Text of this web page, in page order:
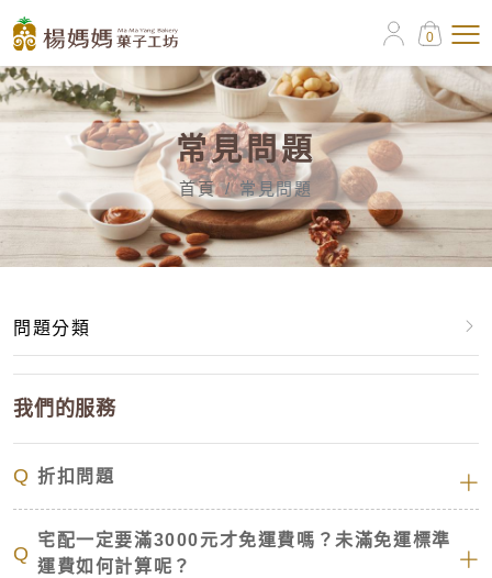
0
常見問題
首頁 常見問題
問題分類
我們的服務
會員相關
消費爭議
我們的服務
Q 折扣問題
Q
宅配一定要滿3000元才免運費嗎？未滿免運標準
運費如何計算呢？